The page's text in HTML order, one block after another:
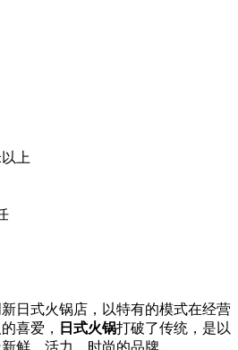
上
日式火锅店，以特有的模式在经营
喜爱，
日式火锅打破了传统，是以
鲜、活力、时尚的品牌。